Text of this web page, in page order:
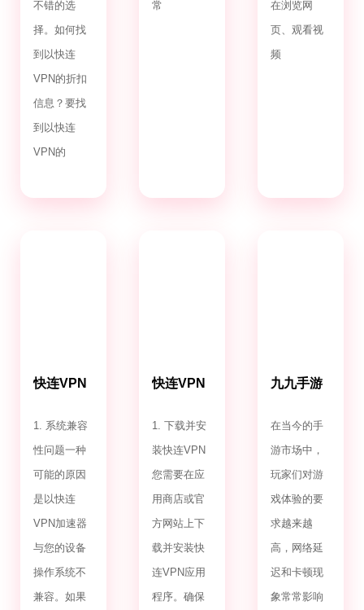
不错的选
择。如何找
到以快连
VPN的折扣
信息？要找
到以快连
VPN的
常
在浏览网
页、观看视
频
快连VPN
什么闪退
1. 系统兼容
性问题一种
可能的原因
是以快连
VPN加速器
与您的设备
操作系统不
兼容。如果
快连VPN
器下载
1. 下载并安
装快连VPN
您需要在应
用商店或官
方网站上下
载并安装快
连VPN应用
程序。确保
九九手游
器
在当今的手
游市场中，
玩家们对游
戏体验的要
求越来越
高，网络延
迟和卡顿现
象常常影响